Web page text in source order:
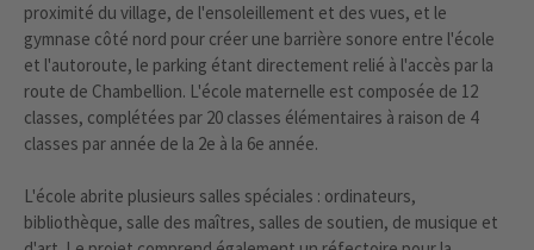
proximité du village, de l'ensoleillement et des vues, et le
gymnase côté nord pour créer une barrière sonore entre l'école
et l'autoroute, le parking étant directement relié à l'accès par la
route de Chambellion. L'école maternelle est composée de 12
classes, complétées par 20 classes élémentaires à raison de 4
classes par année de la 2e à la 6e année.
L'école abrite plusieurs salles spéciales : ordinateurs,
bibliothèque, salle des maîtres, salles de soutien, de musique et